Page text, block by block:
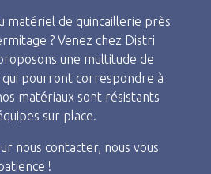
matériel de quincaillerie près
? Venez chez Distri
une multitude de
pourront correspondre à
matériaux sont résistants
sur place.
nous contacter, nous vous
!